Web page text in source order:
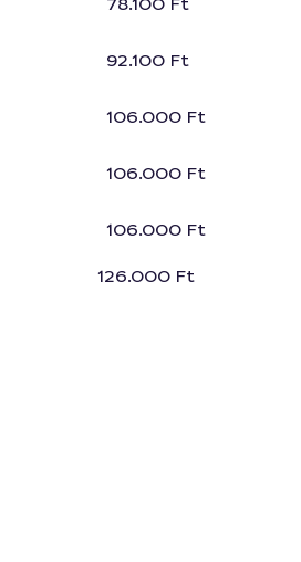
92.100 Ft
106.000 Ft
106.000 Ft
106.000 Ft
126.000 Ft